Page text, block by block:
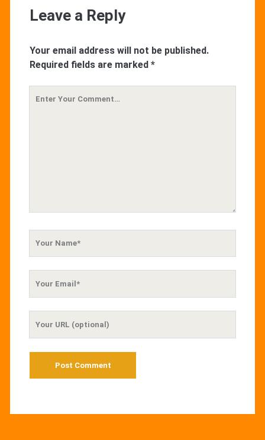
Leave a Reply
Your email address will not be published.
Required fields are marked *